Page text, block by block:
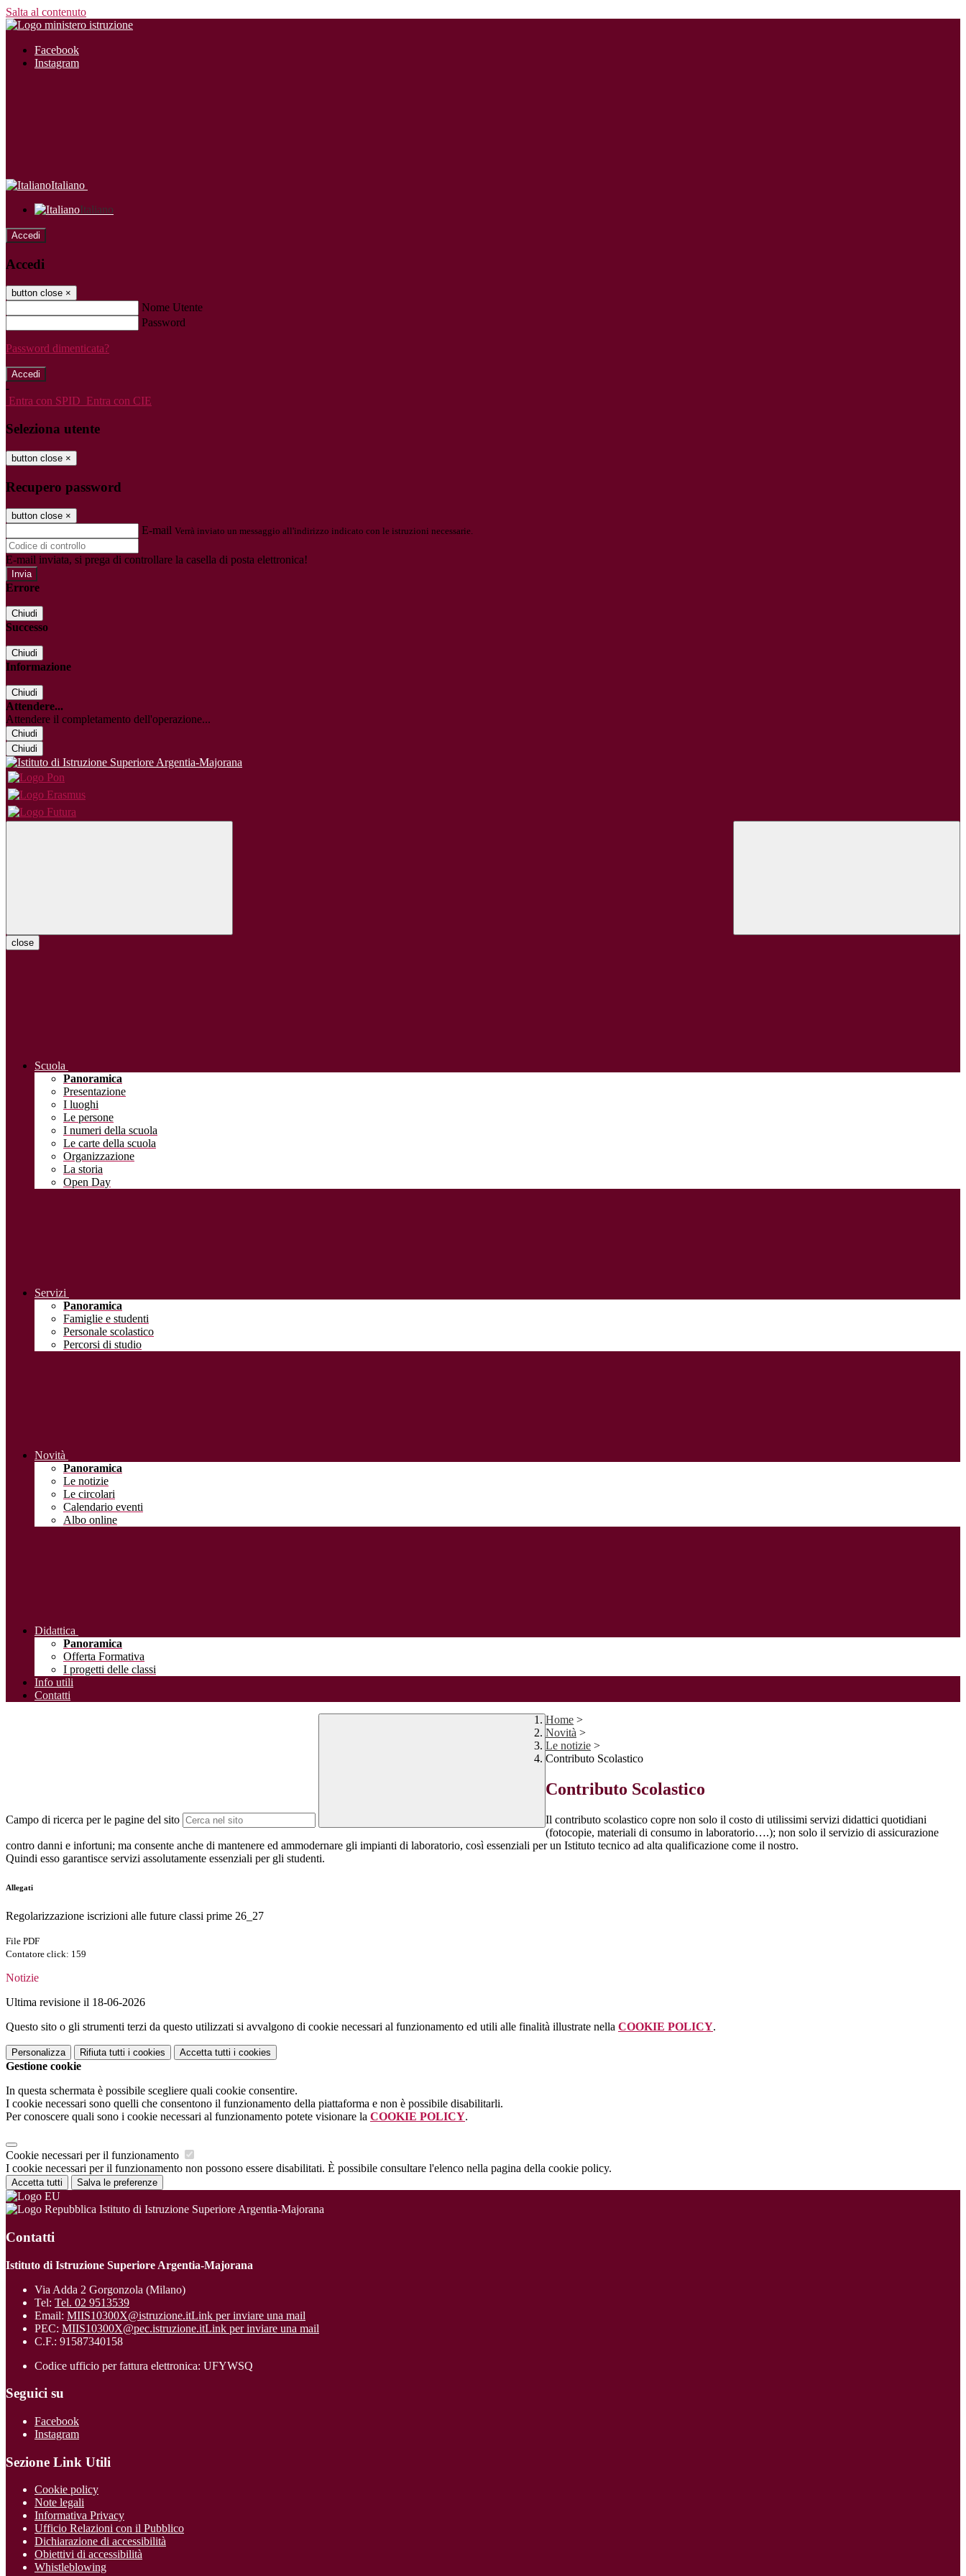
Salta al contenuto
Facebook
Instagram
Italiano
Italiano
Accedi
Accedi
button close ×
Nome Utente
Password
Password dimenticata?
-
Entra con SPID Entra con CIE
Seleziona utente
button close ×
Recupero password
button close ×
E-mail Verrà inviato un messaggio all'indirizzo indicato con le istruzioni necessarie.
E-mail inviata, si prega di controllare la casella di posta elettronica!
Errore
Chiudi
Successo
Chiudi
Informazione
Chiudi
Attendere...
Attendere il completamento dell'operazione...
Chiudi
Chiudi
close
Scuola
Panoramica
Presentazione
I luoghi
Le persone
I numeri della scuola
Le carte della scuola
Organizzazione
La storia
Open Day
Servizi
Panoramica
Famiglie e studenti
Personale scolastico
Percorsi di studio
Novità
Panoramica
Le notizie
Le circolari
Calendario eventi
Albo online
Didattica
Panoramica
Offerta Formativa
I progetti delle classi
Info utili
Contatti
Campo di ricerca per le pagine del sito
Home >
Novità >
Le notizie >
Contributo Scolastico
Contributo Scolastico
Il contributo scolastico copre non solo il costo di utilissimi servizi didattici quotidiani
(fotocopie, materiali di consumo in laboratorio….); non solo il servizio di assicurazione
contro danni e infortuni; ma consente anche di mantenere ed ammodernare gli impianti di laboratorio, così essenziali per un Istituto tecnico ad alta qualificazione come il nostro.
Quindi esso garantisce servizi assolutamente essenziali per gli studenti.
Allegati
Regolarizzazione iscrizioni alle future classi prime 26_27
File PDF
Contatore click: 159
Notizie
Ultima revisione il 18-06-2026
Questo sito o gli strumenti terzi da questo utilizzati si avvalgono di cookie necessari al funzionamento ed utili alle finalità illustrate nella COOKIE POLICY.
Personalizza Rifiuta tutti i cookies Accetta tutti i cookies
Gestione cookie
In questa schermata è possibile scegliere quali cookie consentire.
I cookie necessari sono quelli che consentono il funzionamento della piattaforma e non è possibile disabilitarli.
Per conoscere quali sono i cookie necessari al funzionamento potete visionare la COOKIE POLICY.
Cookie necessari per il funzionamento
I cookie necessari per il funzionamento non possono essere disabilitati. È possibile consultare l'elenco nella pagina della cookie policy.
Accetta tutti Salva le preferenze
Istituto di Istruzione Superiore Argentia-Majorana
Contatti
Istituto di Istruzione Superiore Argentia-Majorana
Via Adda 2 Gorgonzola (Milano)
Tel: Tel. 02 9513539
Email: MIIS10300X@istruzione.itLink per inviare una mail
PEC: MIIS10300X@pec.istruzione.itLink per inviare una mail
C.F.: 91587340158
Codice ufficio per fattura elettronica: UFYWSQ
Seguici su
Facebook
Instagram
Sezione Link Utili
Cookie policy
Note legali
Informativa Privacy
Ufficio Relazioni con il Pubblico
Dichiarazione di accessibilità
Obiettivi di accessibilità
Whistleblowing